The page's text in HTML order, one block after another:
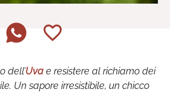
dell’Uva e resistere al richiamo dei
Un sapore irresistibile, un chicco